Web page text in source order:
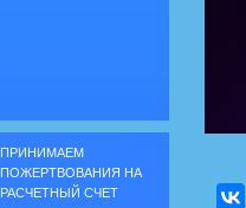
ПРИНИМАЕМ
ПОЖЕРТВОВАНИЯ НА
РАСЧЕТНЫЙ СЧЕТ